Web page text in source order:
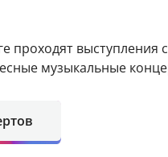
проходят
музыкальные